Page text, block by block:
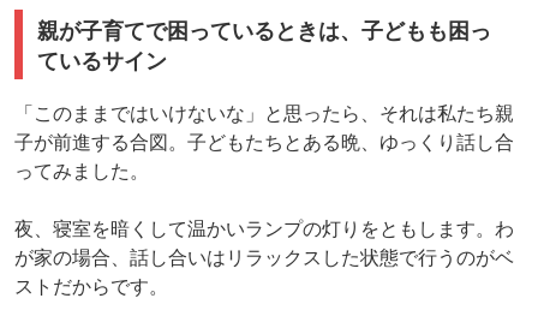
親が子育てで困っているときは、子どもも困っ
ているサイン
「このままではいけないな」と思ったら、それは私たち親
子が前進する合図。子どもたちとある晩、ゆっくり話し合
ってみました。
夜、寝室を暗くして温かいランプの灯りをともします。わ
が家の場合、話し合いはリラックスした状態で行うのがベ
ストだからです。